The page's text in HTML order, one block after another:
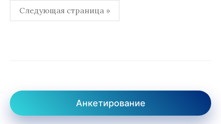
Пагинация
записей
Следующая страница »
Анкетирование